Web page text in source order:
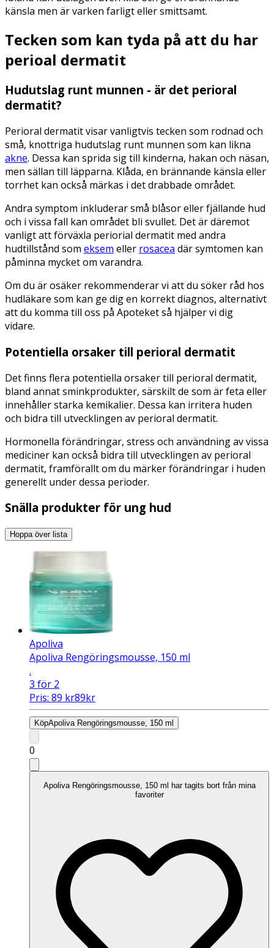
känsla men är varken farligt eller smittsamt.
Tecken som kan tyda på att du har
perioal dermatit
Hudutslag runt munnen - är det perioral
dermatit?
Perioral dermatit visar vanligtvis tecken som rodnad och
små, knottriga hudutslag runt munnen som kan likna
akne. Dessa kan sprida sig till kinderna, hakan och näsan,
men sällan till läpparna. Klåda, en brännande känsla eller
torrhet kan också märkas i det drabbade området.
Andra symptom inkluderar små blåsor eller fjällande hud
och i vissa fall kan området bli svullet. Det är däremot
vanligt att förväxla periorial dermatit med andra
hudtillstånd som eksem eller rosacea där symtomen kan
påminna mycket om varandra.
Om du är osäker rekommenderar vi att du söker råd hos
hudläkare som kan ge dig en korrekt diagnos, alternativt
att du komma till oss på Apoteket så hjälper vi dig
vidare.
Potentiella orsaker till perioral dermatit
Det finns flera potentiella orsaker till perioral dermatit,
bland annat sminkprodukter, särskilt de som är feta eller
innehåller starka kemikalier. Dessa kan irritera huden
och bidra till utvecklingen av perioral dermatit.
Hormonella förändringar, stress och användning av vissa
mediciner kan också bidra till utvecklingen av perioral
dermatit, framförallt om du märker förändringar i huden
generellt under dessa perioder.
Snälla produkter för ung hud
Hoppa över lista
Apoliva
Apoliva Rengöringsmousse, 150 ml
.
3 för 2
Pris: 89 kr89kr
KöpApoliva Rengöringsmousse, 150 ml
0
Apoliva Rengöringsmousse, 150 ml har tagits bort från mina
favoriter